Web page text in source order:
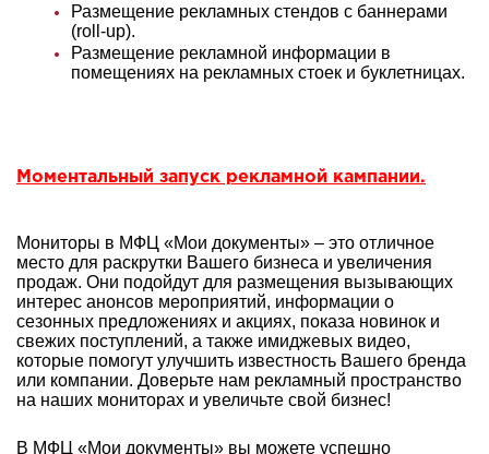
Размещение рекламных стендов с баннерами
(roll-up).
Размещение рекламной информации в
помещениях на рекламных стоек и буклетницах.
Моментальный запуск рекламной кампании.
Мониторы в МФЦ «Мои документы» – это отличное
место для раскрутки Вашего бизнеса и увеличения
продаж. Они подойдут для размещения вызывающих
интерес анонсов мероприятий, информации о
сезонных предложениях и акциях, показа новинок и
свежих поступлений, а также имиджевых видео,
которые помогут улучшить известность Вашего бренда
или компании. Доверьте нам рекламный пространство
на наших мониторах и увеличьте свой бизнес!
В МФЦ «Мои документы» вы можете успешно